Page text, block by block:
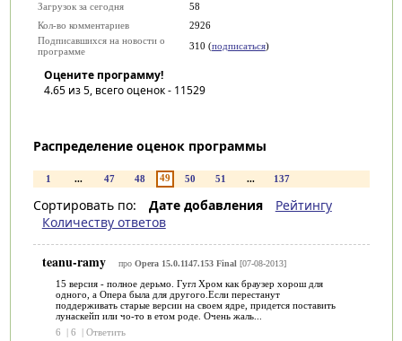
Загрузок за сегодня
58
Кол-во комментариев
2926
Подписавшихся на новости о
программе
310 (подписаться)
Оцените программу!
4.65из 5, всего оценок - 11529
Распределение оценок программы
1 ... 47 48 49 50 51 ... 137
Сортировать по: Дате добавления
Рейтингу
Количеству ответов
teanu-ramy про Opera 15.0.1147.153 Final [07-08-2013]
15 версия - полное дерьмо. Гугл Хром как браузер хорош для
одного, а Опера была для другого.Если перестанут
поддерживать старые версии на своем ядре, придется поставить
лунаскейп или чо-то в етом роде. Очень жаль...
6
| 6 | Ответить